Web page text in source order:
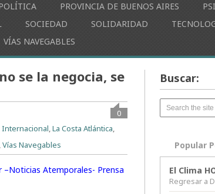
PROVINCIA DE BUENOS AIRES
SOCIEDAD SOLIDARIDAD
VÍAS NAVEGABLES
se la negocia, se
0
Internacional,La Costa Atlántica,
,Vías Navegables
–Noticias Atemporales- Prensa
Buscar:
Popular
El Clima
Regresar a